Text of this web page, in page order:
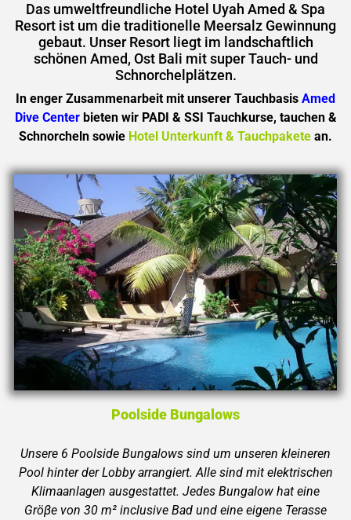
Das umweltfreundliche Hotel Uyah Amed & Spa
Resort ist um die traditionelle Meersalz Gewinnung
gebaut. Unser Resort liegt im landschaftlich
schönen Amed, Ost Bali mit super Tauch- und
Schnorchelplätzen.
In enger Zusammenarbeit mit unserer Tauchbasis Amed
Dive Centerbieten wir PADI & SSI Tauchkurse, tauchen &
Schnorcheln sowie Hotel Unterkunft & Tauchpakete an.
Poolside Bungalows
Unsere 6 Poolside Bungalows sind um unseren kleineren
Pool hinter der Lobby arrangiert. Alle sind mit elektrischen
Klimaanlagen ausgestattet. Jedes Bungalow hat eine
Gröβe von 30 m² inclusive Bad und eine eigene Terasse